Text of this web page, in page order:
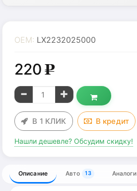
OEM: LX2232025000
220g
В 1 КЛИК В кредит
Нашли дешевле? Обсудим скидку!
Описание Авто 13 Аналоги